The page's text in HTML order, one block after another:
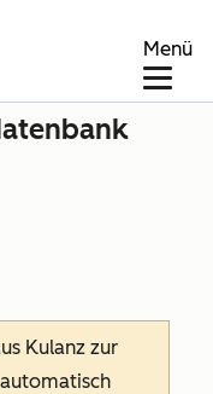
Menü
Kulanz zur